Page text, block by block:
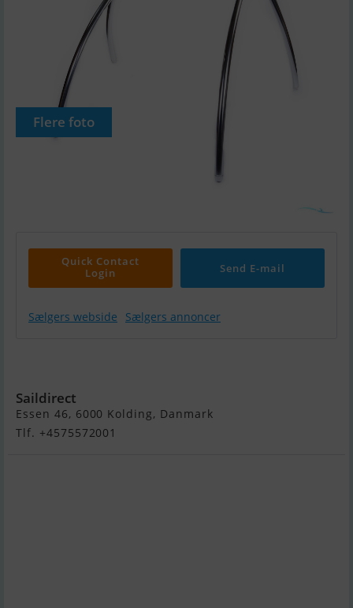
Flere foto
Quick Contact
Login
Send E-mail
Sælgers webside Sælgers annoncer
Saildirect
Essen 46, 6000 Kolding, Danmark
Tlf. +4575572001